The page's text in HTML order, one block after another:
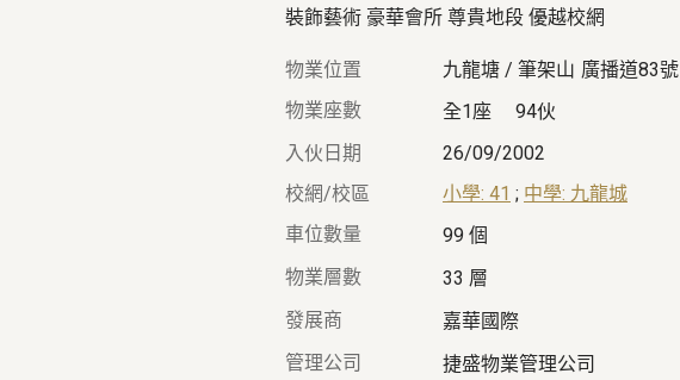
裝飾藝術 豪華會所 尊貴地段 優越校網
物業位置 九龍塘 / 筆架山 廣播道83號
物業座數
全1座
94伙
入伙日期
26/09/2002
校網/校區
小學: 41 ; 中學: 九龍城
車位數量
99 個
物業層數
33 層
發展商
嘉華國際
管理公司
捷盛物業管理公司